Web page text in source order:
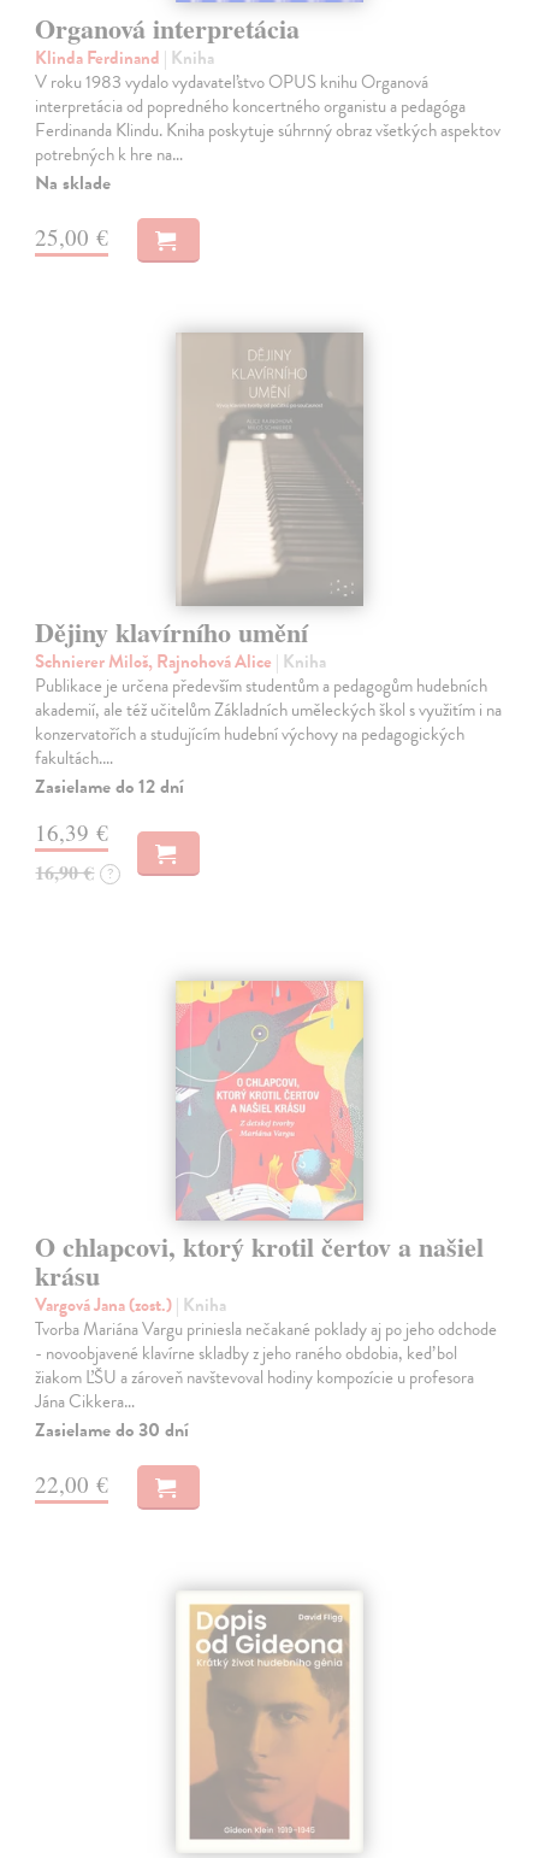
Organová interpretácia
Klinda Ferdinand | Kniha
V roku 1983 vydalo vydavateľstvo OPUS knihu Organová
interpretácia od popredného koncertného organistu a pedagóga
Ferdinanda Klindu. Kniha poskytuje súhrnný obraz všetkých aspektov
potrebných k hre na…
Na sklade
25,00 €
Dějiny klavírního umění
Schnierer Miloš, Rajnohová Alice | Kniha
Publikace je určena především studentům a pedagogům hudebních
akademií, ale též učitelům Základních uměleckých škol s využitím i na
konzervatořích a studujícím hudební výchovy na pedagogických
fakultách.…
Zasielame do 12 dní
16,39 €
16,90 € ?
O chlapcovi, ktorý krotil čertov a našiel
krásu
Vargová Jana (zost.)| Kniha
Tvorba Mariána Vargu priniesla nečakané poklady aj po jeho odchode
- novoobjavené klavírne skladby z jeho raného obdobia, keď bol
žiakom ĽŠU a zároveň navštevoval hodiny kompozície u profesora
Jána Cikkera…
Zasielame do 30 dní
22,00 €